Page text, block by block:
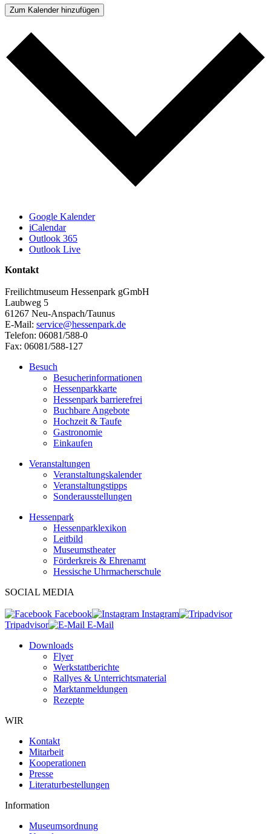
Zum Kalender hinzufügen
Google Kalender
iCalendar
Outlook 365
Outlook Live
Kontakt
Freilichtmuseum Hessenpark gGmbH
Laubweg 5
61267 Neu-Anspach/Taunus
E-Mail: service@hessenpark.de
Telefon: 06081/588-0
Fax: 06081/588-127
Besuch
Besucherinformationen
Hessenparkkarte
Hessenpark barrierefrei
Buchbare Angebote
Hochzeit & Taufe
Gastronomie
Einkaufen
Veranstaltungen
Veranstaltungskalender
Veranstaltungstipps
Sonderausstellungen
Hessenpark
Hessenparklexikon
Leitbild
Museumstheater
Förderkreis & Ehrenamt
Hessische Uhrmacherschule
SOCIAL MEDIA
Facebook
Instagram
Tripadvisor
E-Mail
Downloads
Flyer
Werkstattberichte
Rallyes & Unterrichtsmaterial
Marktanmeldungen
Rezepte
WIR
Kontakt
Mitarbeit
Kooperationen
Presse
Literaturbestellungen
Information
Museumsordnung